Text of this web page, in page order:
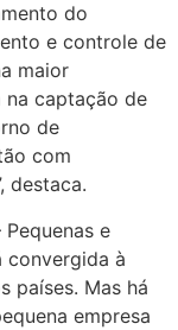
do
e controle de
maior
na captação de
de
com
destaca.
e
convergida à
países. Mas há
empresa